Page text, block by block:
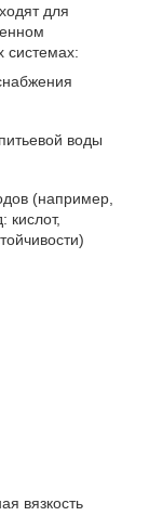
для
системах:
воды
(например,
кислот,
вязкость